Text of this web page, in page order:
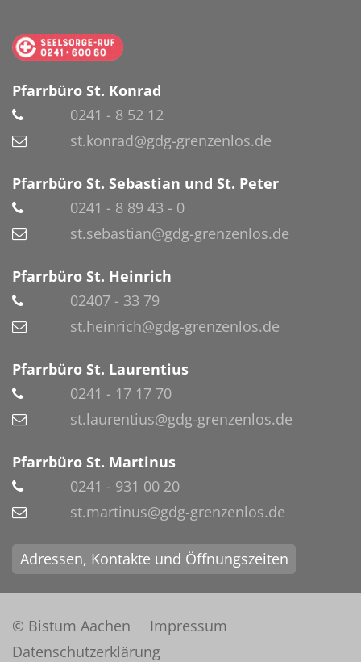
Pfarrbüro St. Konrad
0241 - 8 52 12
st.konrad@gdg-grenzenlos.de
Pfarrbüro St. Sebastian und St. Peter
0241 - 8 89 43 - 0
st.sebastian@gdg-grenzenlos.de
Pfarrbüro St. Heinrich
02407 - 33 79
st.heinrich@gdg-grenzenlos.de
Pfarrbüro St. Laurentius
0241 - 17 17 70
st.laurentius@gdg-grenzenlos.de
Pfarrbüro St. Martinus
0241 - 931 00 20
st.martinus@gdg-grenzenlos.de
Adressen, Kontakte und Öffnungszeiten
© Bistum Aachen
Impressum
Datenschutzerklärung